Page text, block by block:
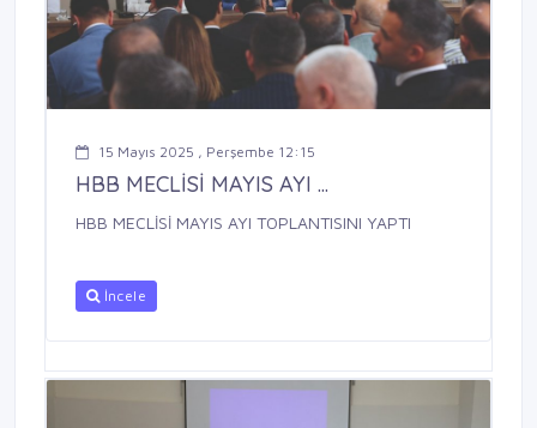
15 Mayıs 2025 , Perşembe 12:15
HBB MECLİSİ MAYIS AYI ...
HBB MECLİSİ MAYIS AYI TOPLANTISINI YAPTI
İncele